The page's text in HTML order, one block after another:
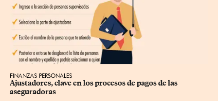
FINANZAS PERSONALES
Ajustadores, clave en los procesos de pagos de las
aseguradoras